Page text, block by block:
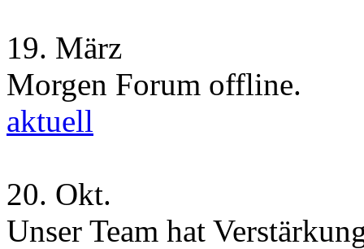
19. März
Morgen Forum offline.
aktuell
20. Okt.
Unser Team hat